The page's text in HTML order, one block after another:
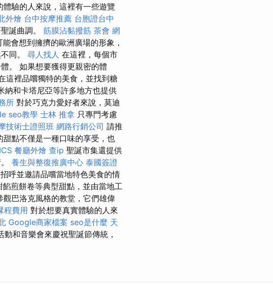
驗的人來說，這裡有一些遊覽
外燴 台中按摩推薦 台胞證台中
誕曲調。 筋膜沾黏撥筋 茶會 網
會想到擁擠的歐洲廣場的形象，
同。 尋人找人 在這裡，每個市
。 如果想要獲得更親密的體
這裡品嚐獨特的美食，並找到糖
納和卡塔尼亞等許多地方也提供
所 對於巧克力愛好者來說，莫迪
seo教學 士林 推拿 只專門考慮
技術士證照班 網路行銷公司 請推
點不僅是一種口味的享受，也
餐廳外燴 查ip 聖誕市集還提供
養生與整復推廣中心 泰國簽證
呼並邀請品嚐當地特色美食的情
煎餅卷等典型甜點，並由當地工
巴洛克風格的教堂，它們雄偉
程費用 對於想要真實體驗的人來
Google商家檔案 seo是什麼 天
和音樂會來慶祝聖誕節傳統，